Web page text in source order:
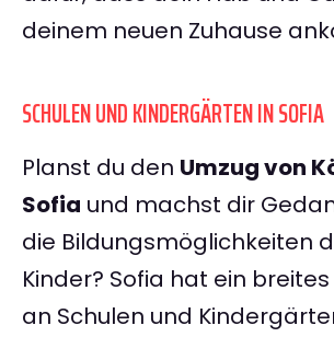
deinem neuen Zuhause
SCHULEN UND KINDERGÄRTEN IN SOFIA
Planst du den Umzug von
Sofia und machst dir
die Bildungsmöglichkeiten
Kinder? Sofia hat ein
an Schulen und